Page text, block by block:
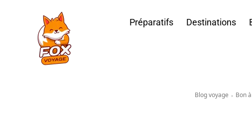
Préparatifs Destinations
Blog voyage » Bon